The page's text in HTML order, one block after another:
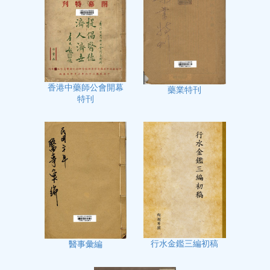
香港中藥師公會開幕
特刊
藥業特刊
醫事彙編 行水金鑑三編初稿